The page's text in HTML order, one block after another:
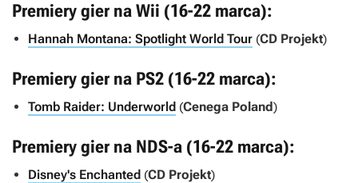
Premiery gier na Wii (16-22 marca):
Hannah Montana: Spotlight World Tour (CD Projekt)
Premiery gier na PS2 (16-22 marca):
Tomb Raider: Underworld (Cenega Poland)
Premiery gier na NDS-a (16-22 marca):
Disney's Enchanted (CD Projekt)